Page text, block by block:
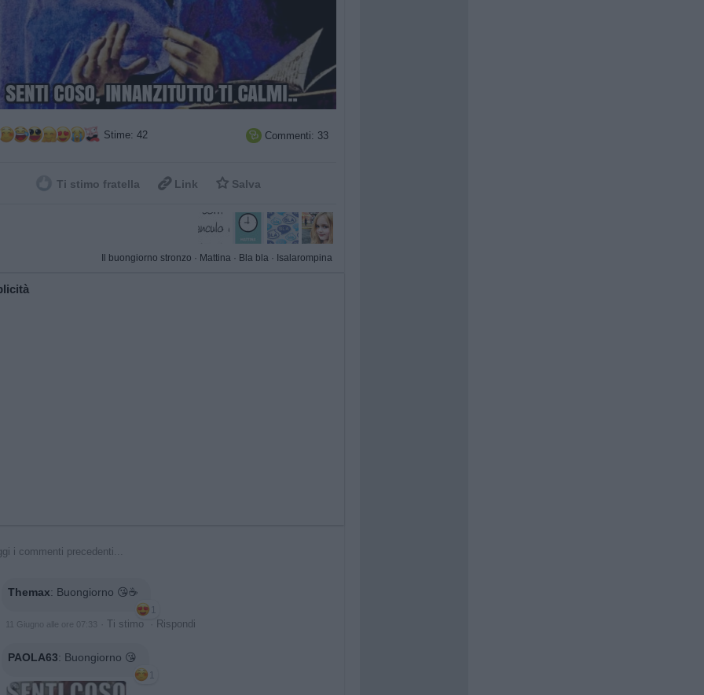
Stime: 42  Commenti: 33
Ti stimo fratella  Link  Salva
Il buongiorno stronzo · Mattina · Bla bla · Isalarompina
i commenti precedenti...
Themax: Buongiorno 😘☕️
1
11 Giugno alle ore 07:33 Ti stimo Rispondi
PAOLA63: Buongiorno 😘
1